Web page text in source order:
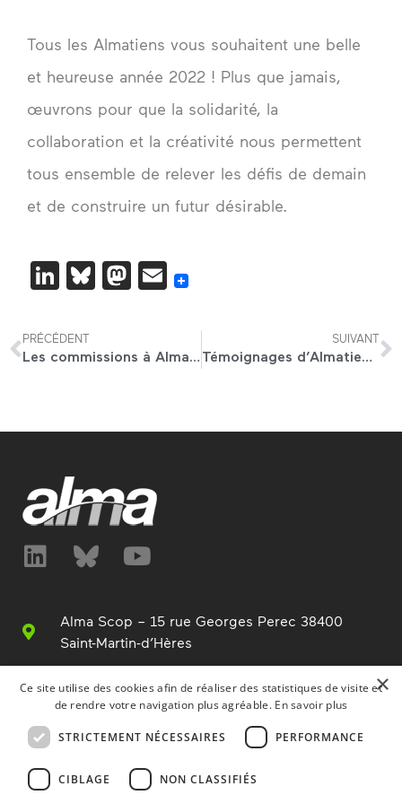
Tous les Almatiens vous souhaitent une belle
et heureuse année 2022 ! Plus que jamais,
œuvrons pour que la solidarité, la
collaboration et la créativité nous permettent
tous ensemble de relever les défis de demain
et de construire un futur désirable.
LinkedIn
Bluesky
Mastodon
Email
PRÉCÉDENT
Les commissions à Alma : construire collectivement et faire avancer des projets transverses (témoignages en vidéo)
SUIVANT
Témoignages d’Almatiens : Florian, ingénieur systèmes et réseaux
Alma Scop – 15 rue Georges Perec 38400
Saint-Martin-d’Hères
info@alma.fr
www.alma.fr
×
Ce site utilise des cookies afin de réaliser des statistiques de visite et
de rendre votre navigation plus agréable. En savoir plus
STRICTEMENT NÉCESSAIRES PERFORMANCE
CIBLAGE NON CLASSIFIÉS